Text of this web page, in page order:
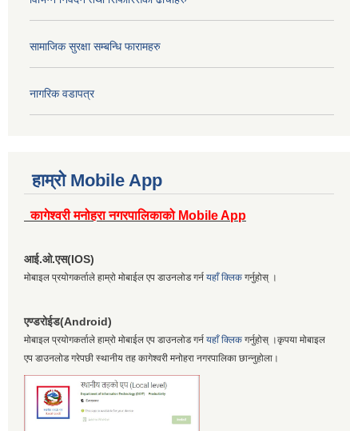
सामाजिक सुरक्षा सम्बन्धि फारामहरु
नागरिक वडापत्र
हाम्रो Mobile App
कागेश्वरी मनोहरा नगरपालिकाको Mobile App
आई.ओ.एस(IOS)
मोबाइल प्रयोगकर्ताले हाम्रो मोबाईल एप डाउनलोड गर्न यहाँ क्लिक गर्नुहोस् ।
एण्डरोईड(Android)
मोबाइल प्रयोगकर्ताले हाम्रो मोबाईल एप डाउनलोड गर्न यहाँ क्लिक गर्नुहोस् ।कृपया मोबाइल
एप डाउनलोड गरेपछी स्थानीय तह कागेश्वरी मनोहरा नगरपालिका छान्नुहोला।